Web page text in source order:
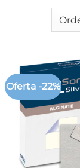
Oferta -22%